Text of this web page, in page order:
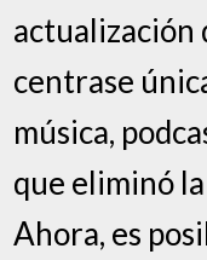
actualización
centrase
música,
que eliminó
Ahora, es